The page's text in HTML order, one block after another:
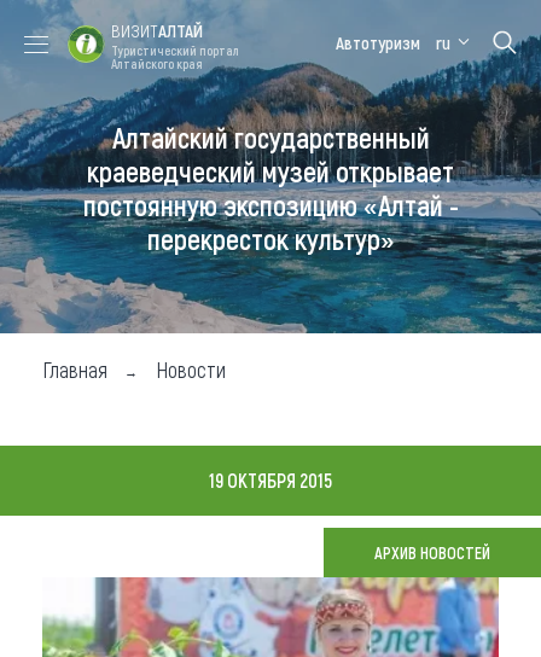
Форум VISIT
ALTAI
Цветение
маральника
Медицинский
форум
Алтайская
зимовка
Туры
Где побывать
Чем заняться
Где остановиться
Что привезти (сувениры)
О регионе
ВИЗИТАЛТАЙ
Туристический портал
Алтайского края
Автотуризм ru
Алтайский государственный
краеведческий музей открывает
постоянную экспозицию «Алтай -
перекресток культур»
Главная Новости
19 ОКТЯБРЯ 2015
АРХИВ НОВОСТЕЙ